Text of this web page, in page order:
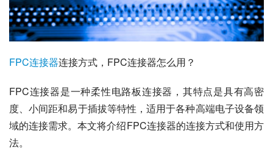
FPC连接器连接方式，FPC连接器怎么用？
FPC连接器是一种柔性电路板连接器，其特点是具有高密
度、小间距和易于插拔等特性，适用于各种高端电子设备领
域的连接需求。本文将介绍FPC连接器的连接方式和使用方
法。